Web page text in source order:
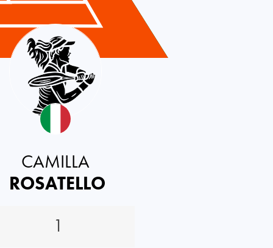
CAMILLA
ROSATELLO
1